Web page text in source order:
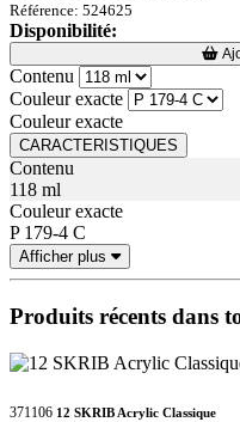
Référence: 524625
Disponibilité:
Loading...
Loading...
Contenu
Couleur exacte
Couleur exacte
CARACTERISTIQUES
Contenu
118 ml
Couleur exacte
P 179-4 C
Afficher plus
Produits récents dans
371106 12 SKRIB Acrylic Classique